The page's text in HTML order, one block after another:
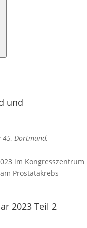
und
Dortmund,
im Kongresszentrum
Prostatakrebs
2023 Teil 2